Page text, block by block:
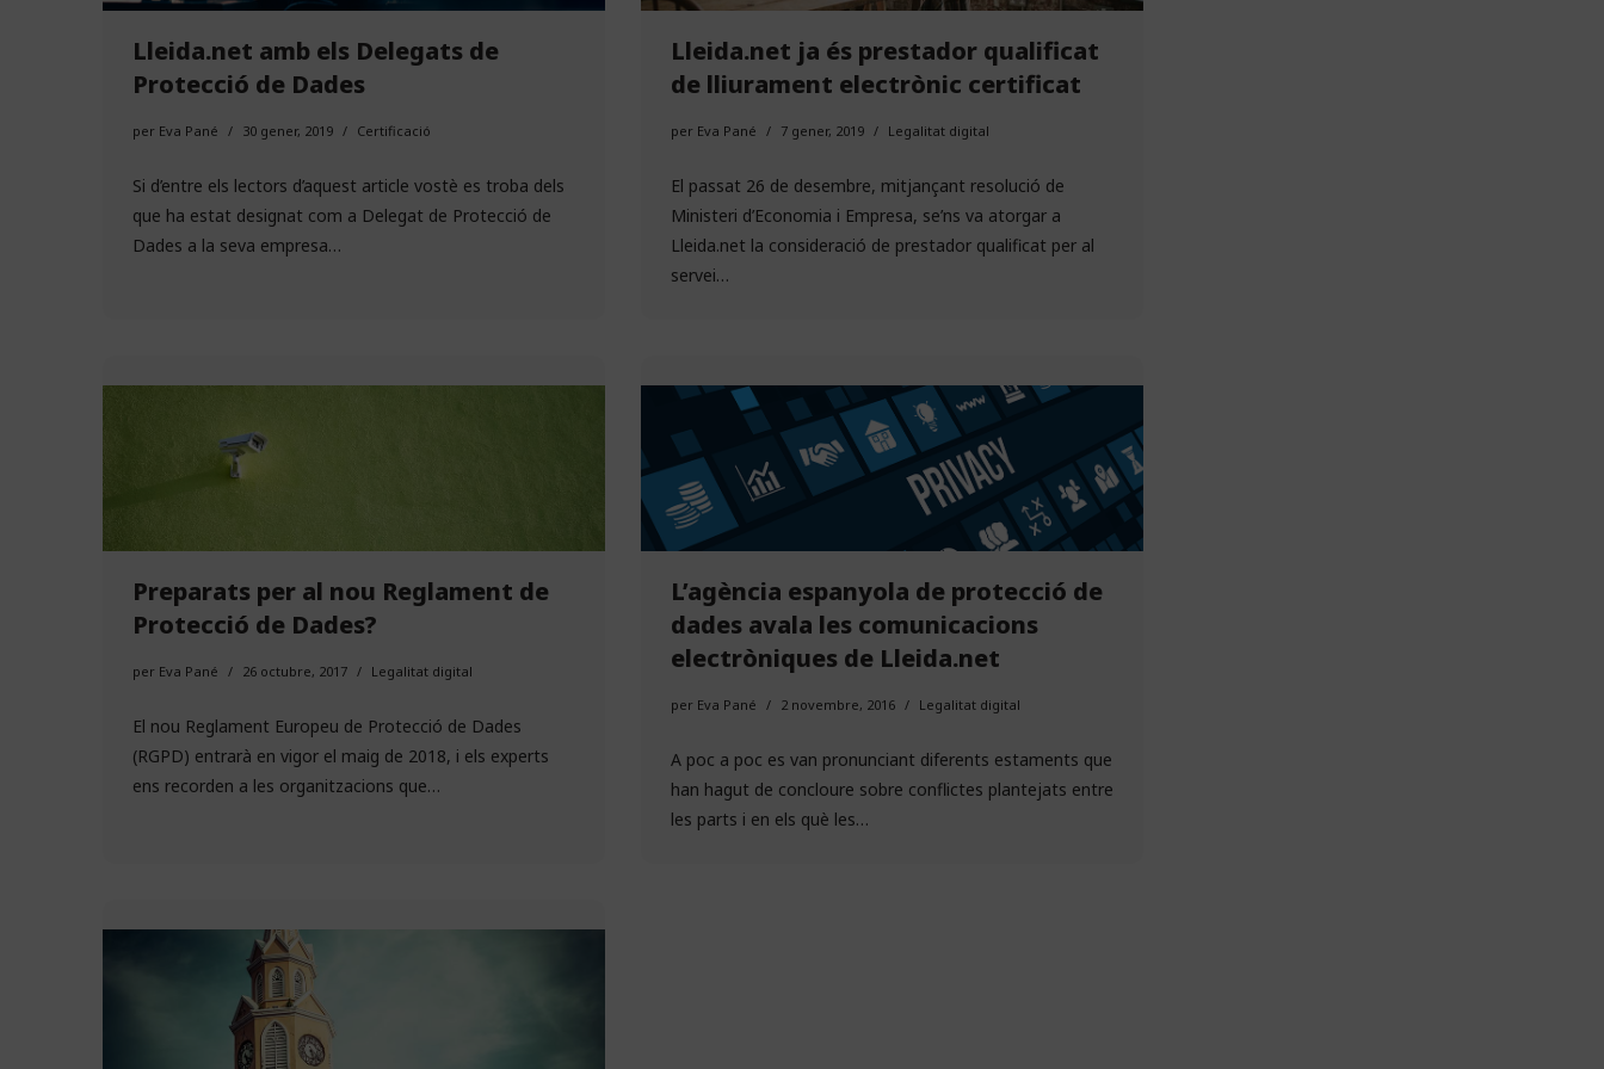
Lleida.net amb els Delegats de
Protecció de Dades
per Eva Pané 30 gener, 2019 Certificació
Si d’entre els lectors d’aquest article vostè es troba dels
que ha estat designat com a Delegat de Protecció de
Dades a la seva empresa…
Lleida.net ja és prestador qualificat
de lliurament electrònic certificat
per Eva Pané 7 gener, 2019 Legalitat digital
El passat 26 de desembre, mitjançant resolució de
Ministeri d’Economia i Empresa, se’ns va atorgar a
Lleida.net la consideració de prestador qualificat per al
servei…
Preparats per al nou Reglament de
Protecció de Dades?
per Eva Pané 26 octubre, 2017 Legalitat digital
El nou Reglament Europeu de Protecció de Dades
(RGPD) entrarà en vigor el maig de 2018, i els experts
ens recorden a les organitzacions que…
L’agència espanyola de protecció de
dades avala les comunicacions
electròniques de Lleida.net
per Eva Pané 2 novembre, 2016 Legalitat digital
A poc a poc es van pronunciant diferents estaments que
han hagut de concloure sobre conflictes plantejats entre
les parts i en els què les…